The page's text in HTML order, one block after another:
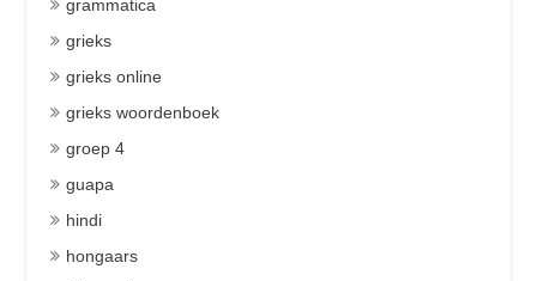
grammatica
grieks
grieks online
grieks woordenboek
groep 4
guapa
hindi
hongaars